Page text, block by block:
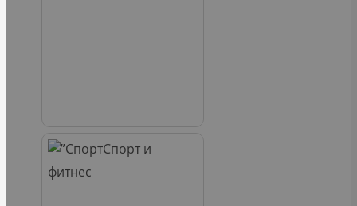
Спорт и
фитнес